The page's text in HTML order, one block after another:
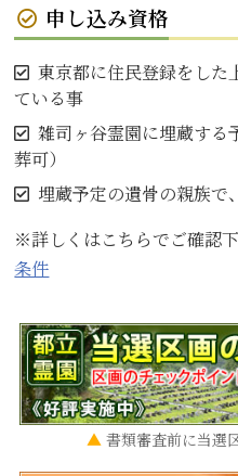
申し込み資格
東京都に住民登録をした
ている事
雑司ヶ谷霊園に埋蔵する
葬可）
埋蔵予定の遺骨の親族で
※詳しくはこちらでご確認
条件
書類審査前に当選